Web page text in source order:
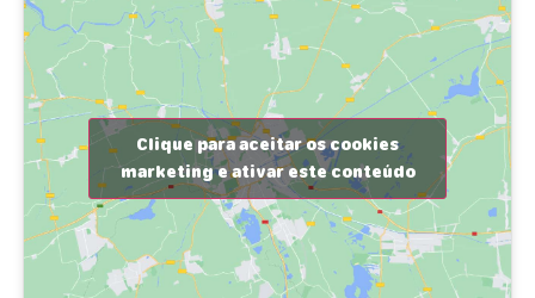
Clique para aceitar os cookies
marketing e ativar este conteúdo